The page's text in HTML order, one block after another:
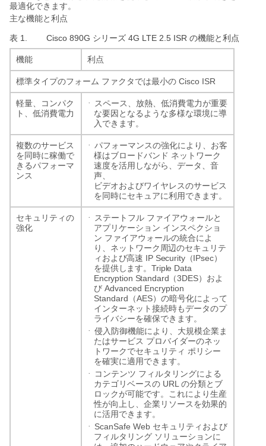
最適化できます。
主な機能と利点
表 1. Cisco 890G シリーズ 4G LTE 2.5 ISR の機能と利点
機能 利点
標準タイプのフォーム ファクタでは最小の Cisco ISR
軽量、コンパク
ト、低消費電力
·
スペース、放熱、低消費電力が重要
な要因となるような多様な環境に導
入できます。
複数のサービス
を同時に稼働で
きるパフォーマ
ンス
· パフォーマンスの強化により、お客
様はブロードバンド ネットワーク
速度を活用しながら、データ、音
声、
ビデオおよびワイヤレスのサービス
を同時にセキュアに利用できます。
セキュリティの
強化
· ステートフル ファイアウォールと
アプリケーション インスペクショ
ン ファイアウォールの統合によ
り、ネット ワーク周辺のセキュリテ
ィおよび高速 IP Security（IPsec）
を提供します。Triple Data
Encryption Standard （3DES）およ
び Advanced Encryption
Standard （AES）の暗号化によって
インターネット接続時もデータのプ
ライバシーを確保できます。
· 侵入防御機能により、大規模企業ま
たはサービス プロバイダーのネッ
トワークでセキュリティ ポリシー
を確実に適用できます。
·
コンテンツ フィルタリングによる
カテゴリベースの URL の分類とブ
ロックが可能です。これにより生産
性が向上し、企業リソースを効果的
に活用できます。
· ScanSafe Web セキュリティおよび
フィルタリング ソリューションに